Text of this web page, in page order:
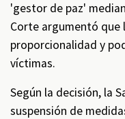
'gestor de paz'
Corte argumentó que
proporcionalidad y
víctimas.
Según la decisión, la
suspensión de